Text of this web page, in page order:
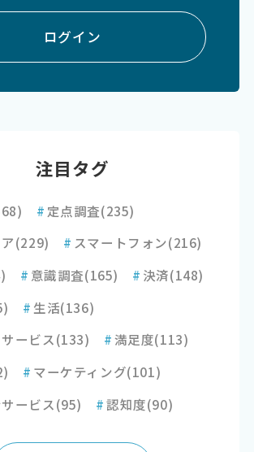
ログイン
注目タグ
# 定点調査(235)
(229) # スマートフォン(216)
# 意識調査(165) # 決済(148)
# 生活(136)
ービス(133) #満足度(113)
# マーケティング(101)
ービス(95) #認知度(90)